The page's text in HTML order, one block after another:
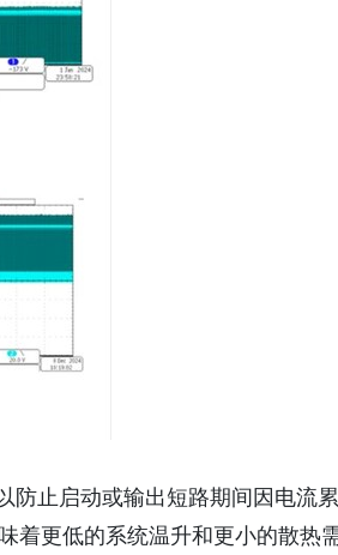
防止启动或输出短路期间因电流累
着更低的系统温升和更小的散热